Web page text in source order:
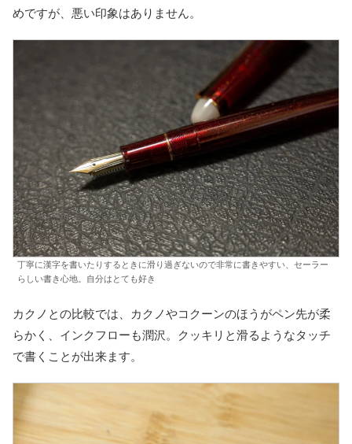
めですが、悪い印象はありません。
丁寧に漢字を書いたりするときに滑り過ぎないので非常に書きやすい、セーラー
らしい書き心地。自分はとても好き
カクノとの比較では、カクノやコクーンのほうがペン先が柔
らかく、インクフローも潤沢。クッキリと滑るようなタッチ
で書くことが出来ます。